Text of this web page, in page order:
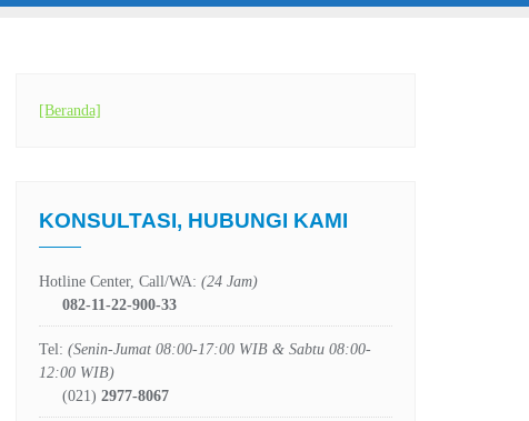
[Beranda]
KONSULTASI, HUBUNGI KAMI
Hotline Center, Call/WA: (24 Jam)
082-11-22-900-33
Tel: (Senin-Jumat 08:00-17:00 WIB & Sabtu 08:00-
12:00 WIB)
(021) 2977-8067